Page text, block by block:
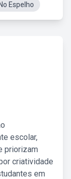
Espelho
escolar,
priorizam
criatividade
em